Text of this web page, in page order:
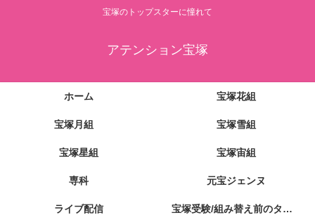
宝塚のトップスターに憧れて
アテンション宝塚
ホーム 宝塚花組
宝塚月組 宝塚雪組
宝塚星組 宝塚宙組
専科 元宝ジェンヌ
ライブ配信 宝塚受験/組み替え前のタカラジェンヌ